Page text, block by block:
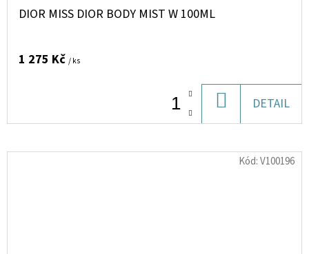
DIOR MISS DIOR BODY MIST W 100ML
1 275 Kč / ks
KOŠÍKU
DETAIL
Kód:V100196